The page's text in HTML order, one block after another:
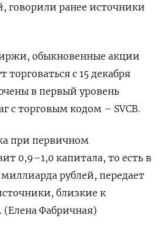
говорили ранее источники
обыкновенные акции
торговаться с 15 декабря
в первый уровень
с торговым кодом – SVCB.
при первичном
0,9–1,0 капитала, то есть в
рублей, передает
близкие к
(Елена Фабричная)